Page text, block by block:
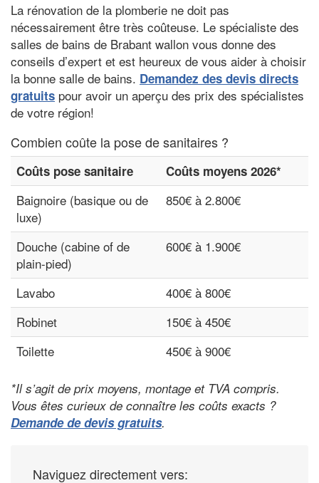
La rénovation de la plomberie ne doit pas
nécessairement être très coûteuse. Le spécialiste des
salles de bains de Brabant wallon vous donne des
conseils d’expert et est heureux de vous aider à choisir
la bonne salle de bains. Demandez des devis directs
gratuits pour avoir un aperçu des prix des spécialistes
de votre région!
Combien coûte la pose de sanitaires ?
Coûts pose sanitaire Coûts moyens 2026*
Baignoire (basique ou de
luxe)
850€ à 2.800€
Douche (cabine of de
plain-pied)
600€ à 1.900€
Lavabo
400€ à 800€
Robinet
150€ à 450€
Toilette
450€ à 900€
*Il s’agit de prix moyens, montage et TVA compris.
Vous êtes curieux de connaître les coûts exacts ?
Demande de devis gratuits.
Naviguez directement vers: